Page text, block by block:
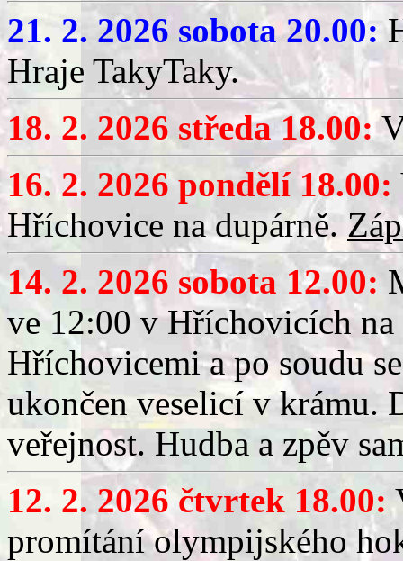
21. 2. 2026 sobota 20.00:
Hraje TakyTaky.
18. 2. 2026 středa 18.00:
16. 2. 2026 pondělí 18.00:
Hříchovice na dupárně.
14. 2. 2026 sobota 12.00:
ve 12:00 v Hříchovicích
Hříchovicemi a po soudu
ukončen veselicí v krámu.
veřejnost. Hudba a zpěv
12. 2. 2026 čtvrtek 18.00:
promítání olympijského